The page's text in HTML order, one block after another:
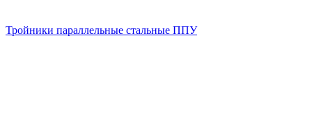
Тройники параллельные стальные ППУ